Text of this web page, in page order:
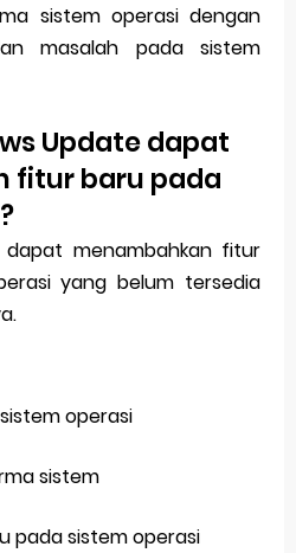
sistem operasi dengan
masalah pada sistem
Update dapat
fitur baru pada
dapat menambahkan fitur
yang belum tersedia
operasi
sistem
pada sistem operasi